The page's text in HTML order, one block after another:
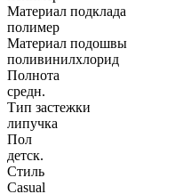
Материал подклада
полимер
Материал подошвы
поливинилхлорид
Полнота
средн.
Тип застежки
липучка
Пол
детск.
Стиль
Casual